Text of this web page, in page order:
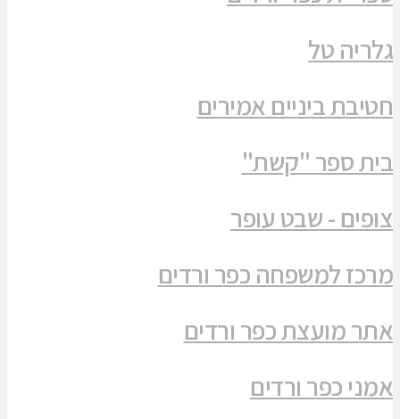
גלריה טל
חטיבת ביניים אמירים
בית ספר "קשת"
צופים - שבט עופר
מרכז למשפחה כפר ורדים
אתר מועצת כפר ורדים
אמני כפר ורדים